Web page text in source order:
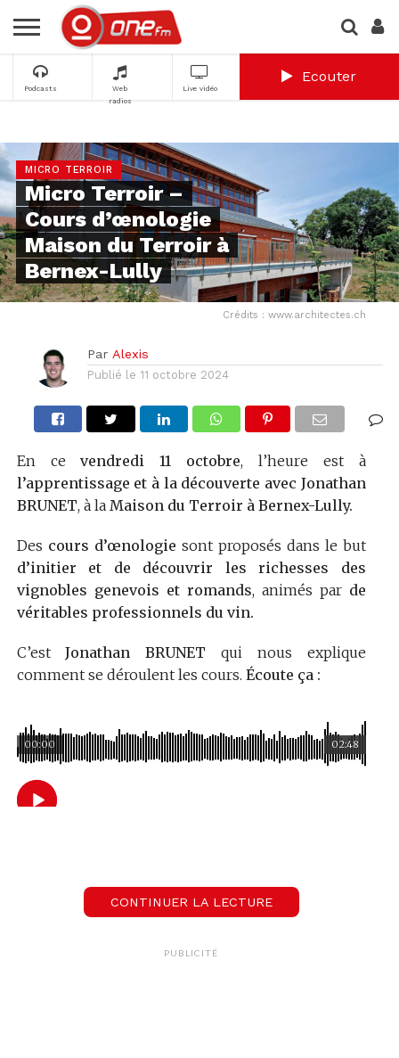
Podcasts
Web
radios
Live vidéo
Ecouter
MICRO TERROIR
Micro Terroir –
Cours d’œnologie
Maison du Terroir à
Bernex-Lully
Crédits : www.architectes.ch
Par Alexis
Publié le 11 octobre 2024
En cevendredi 11 octobre, l’heure est à
l’apprentissage et à la découverte avec Jonathan
BRUNET, à la Maison du Terroir à Bernex-Lully.
Des cours d’œnologie sont proposés dans le but
d’initier et de découvrir les richesses des
vignobles genevois et romands, animés par de
véritables professionnels du vin.
C’estJonathan BRUNET qui nous explique
comment se déroulent les cours. Écoute ça :
02:48
00:00
CONTINUER LA LECTURE
PUBLICITÉ